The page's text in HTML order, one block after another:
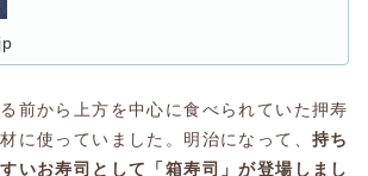
前から上方を中心に食べられていた押寿
に使っていました。明治になって、 持ち
いお寿司として「箱寿司」が登場しまし